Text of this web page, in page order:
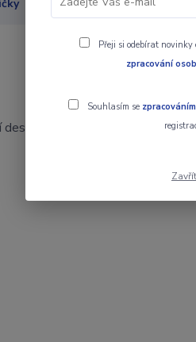
Zapichovací a upichovací
Přeji si odebírat novinky
zpracování
Souhlasím se
Zavřít